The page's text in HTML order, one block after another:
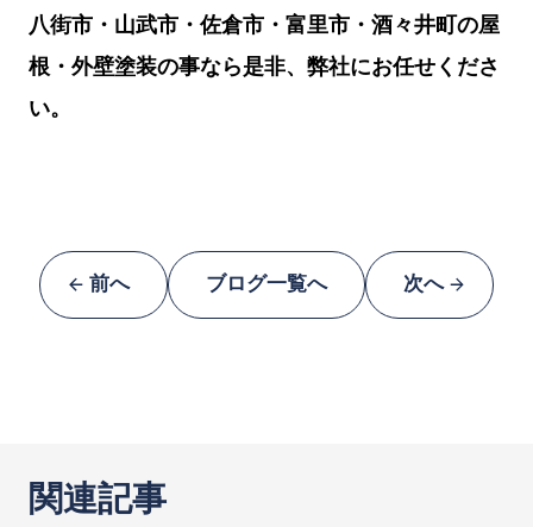
八街市・山武市・佐倉市・富里市・酒々井町の屋
根・外壁塗装の事なら是非、弊社にお任せくださ
い。
前へ ブログ一覧へ 次へ
関連記事